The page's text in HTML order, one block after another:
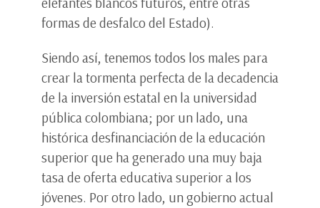
formas de desfalco del Estado).
Siendo así, tenemos todos los males para
crear la tormenta perfecta de la decadencia
de la inversión estatal en la universidad
pública colombiana; por un lado, una
histórica desfinanciación de la educación
superior que ha generado una muy baja
tasa de oferta educativa superior a los
jóvenes. Por otro lado, un gobierno actual